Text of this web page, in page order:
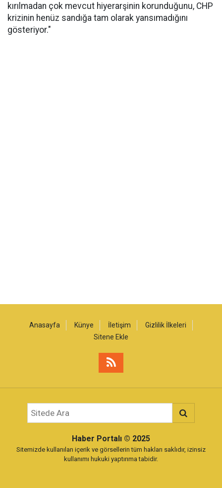
kırılmadan çok mevcut hiyerarşinin korunduğunu, CHP
krizinin henüz sandığa tam olarak yansımadığını
gösteriyor."
Anasayfa Künye İletişim
Gizlilik İlkeleri
Sitene Ekle
Haber Portalı © 2025
Sitemizde kullanılan içerik ve görsellerin tüm hakları saklıdır, izinsiz
kullanımı hukuki yaptırıma tabidir.